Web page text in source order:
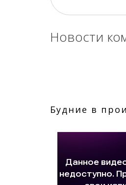
Новости
Будние в